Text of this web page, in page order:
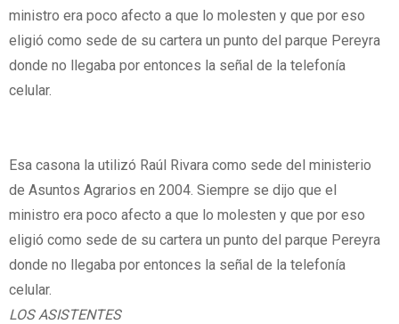
ministro era poco afecto a que lo molesten y que por eso
eligió como sede de su cartera un punto del parque Pereyra
donde no llegaba por entonces la señal de la telefonía
celular.
Esa casona la utilizó Raúl Rivara como sede del ministerio
de Asuntos Agrarios en 2004. Siempre se dijo que el
ministro era poco afecto a que lo molesten y que por eso
eligió como sede de su cartera un punto del parque Pereyra
donde no llegaba por entonces la señal de la telefonía
celular.
LOS ASISTENTES